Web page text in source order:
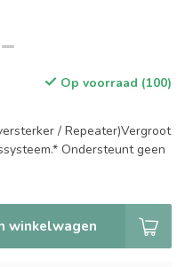
Op voorraad (100)
/ Repeater)Vergroot
Ondersteunt geen
winkelwagen